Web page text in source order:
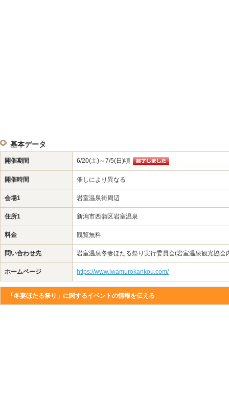
基本データ
開催期間 6/20(土)～7/5(日)頃
開催時間 催しにより異なる
会場1 岩室温泉街周辺
住所1 新潟市西蒲区岩室温泉
料金 観覧無料
問い合わせ先 岩室温泉冬妻ほたる祭り実行委員会(岩室温泉観光協
ホームページ https://www.iwamurokankou.com/
「冬妻ほたる祭り」に関するイベントの情報を伝える